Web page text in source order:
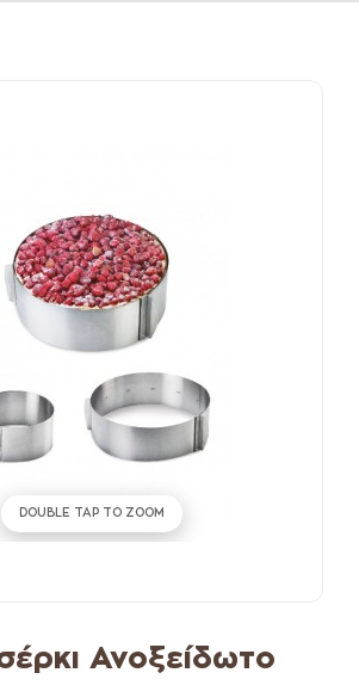
DOUBLE TAP TO ZOOM
Ανοξείδωτο